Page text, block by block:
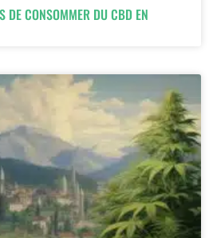
DE CONSOMMER DU CBD EN